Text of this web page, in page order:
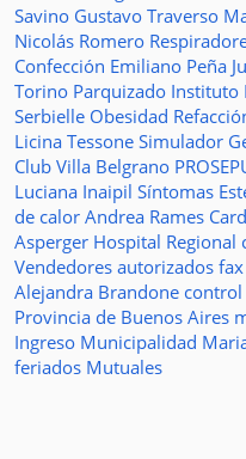
Savino Gustavo Traverso
Nicolás Romero
Confección Emiliano Peña
Torino Parquizado Instituto
Serbielle Obesidad
Licina Tessone Simulador
Club Villa Belgrano
Luciana Inaipil Síntomas
de calor Andrea Rames
Asperger Hospital Regional
Vendedores autorizados fax
Alejandra Brandone control
Provincia de Buenos Aires
Ingreso Municipalidad
feriados Mutuales